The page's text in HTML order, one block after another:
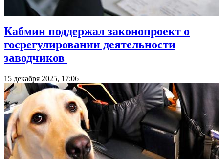
Кабмин поддержал законопроект о
госрегулировании деятельности
заводчиков
15 декабря 2025, 17:06